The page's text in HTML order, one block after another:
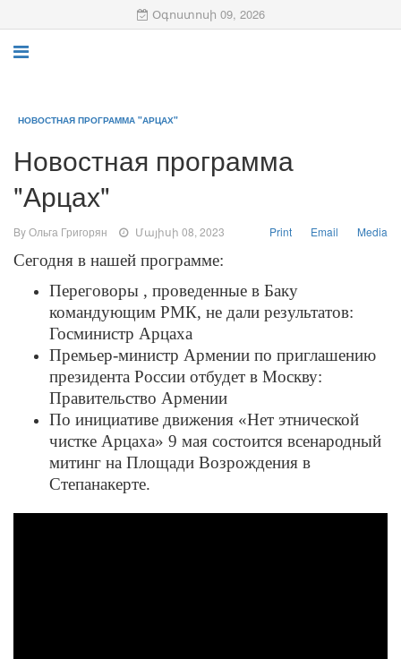
Օգոստոսի 09, 2026
НОВОСТНАЯ ПРОГРАММА "АРЦАХ"
Новостная программа
"Арцах"
By Ольга Григорян Մայիսի 08, 2023 Print Email Media
Сегодня в нашей программе:
Переговоры , проведенные в Баку
командующим РМК, не дали результатов:
Госминистр Арцаха
Премьер-министр Армении по приглашению
президента России отбудет в Москву:
Правительство Армении
По инициативе движения «Нет этнической
чистке Арцаха» 9 мая состоится всенародный
митинг на Площади Возрождения в
Степанакерте.